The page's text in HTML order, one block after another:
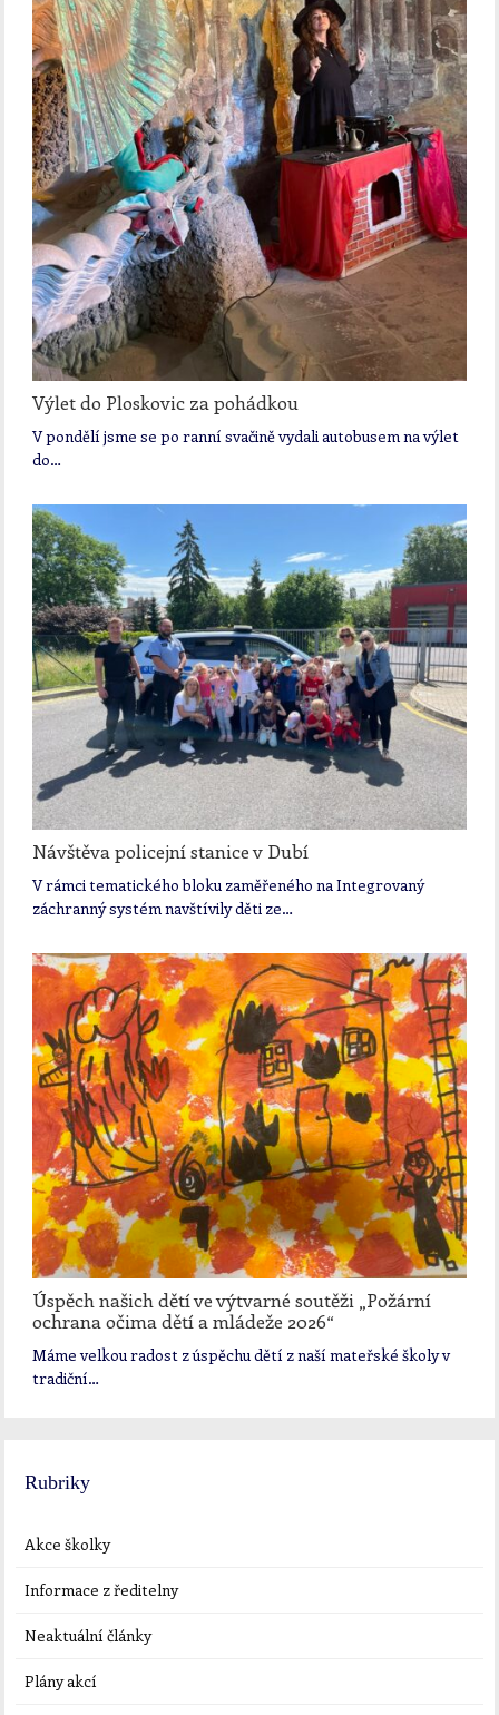
Výlet do Ploskovic za pohádkou
V pondělí jsme se po ranní svačině vydali autobusem na výlet
do…
Návštěva policejní stanice v Dubí
V rámci tematického bloku zaměřeného na Integrovaný
záchranný systém navštívily děti ze…
Úspěch našich dětí ve výtvarné soutěži „Požární
ochrana očima dětí a mládeže 2026“
Máme velkou radost z úspěchu dětí z naší mateřské školy v
tradiční…
Rubriky
Akce školky
Informace z ředitelny
Neaktuální články
Plány akcí